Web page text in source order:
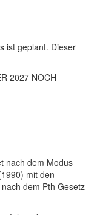
ist geplant. Dieser
2027 NOCH
nach dem Modus
mit den
dem Pth Gesetz